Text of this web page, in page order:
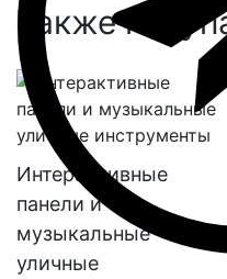
Также
Интерактивные
панели и
музыкальные
уличные